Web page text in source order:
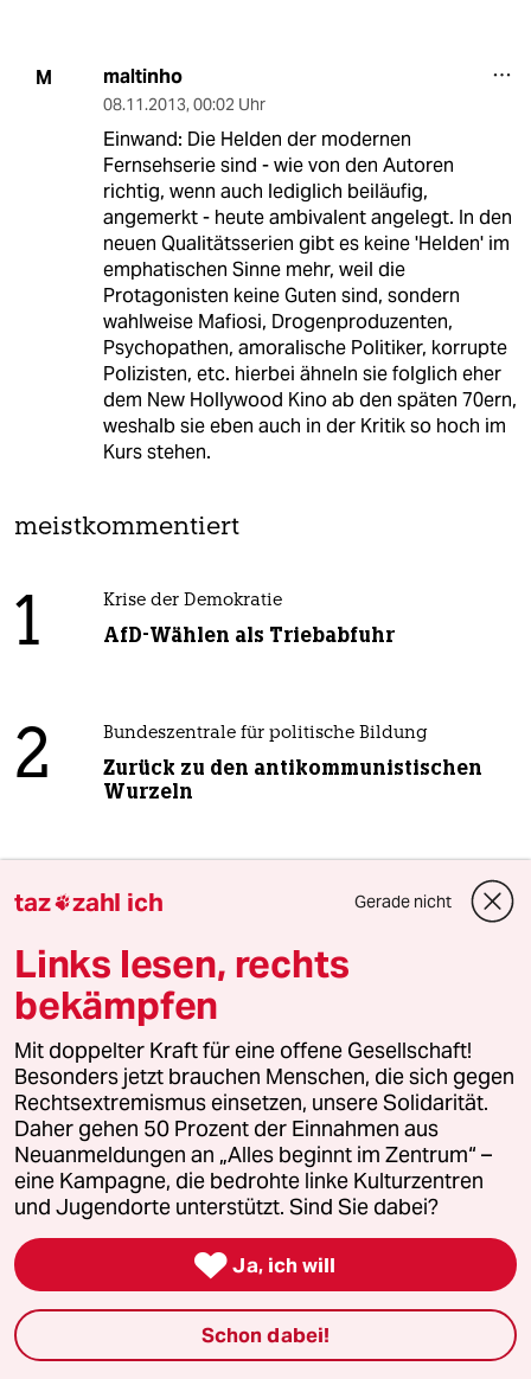
M maltinho
08.11.2013, 00:02 Uhr
Einwand: Die Helden der modernen
Fernsehserie sind - wie von den Autoren
richtig, wenn auch lediglich beiläufig,
angemerkt - heute ambivalent angelegt. In den
neuen Qualitätsserien gibt es keine 'Helden' im
emphatischen Sinne mehr, weil die
Protagonisten keine Guten sind, sondern
wahlweise Mafiosi, Drogenproduzenten,
Psychopathen, amoralische Politiker, korrupte
Polizisten, etc. hierbei ähneln sie folglich eher
dem New Hollywood Kino ab den späten 70ern,
weshalb sie eben auch in der Kritik so hoch im
Kurs stehen.
meistkommentiert
1 Krise der Demokratie
AfD-Wählen als Triebabfuhr
2 Bundeszentrale für politische Bildung
Zurück zu den antikommunistischen
Wurzeln
3
Thomas Bareiß crasht bei voller
4 Nein zum Zivildienst
Hinterlistiger Schritt der
Bundesregierung
5 Streit um Rente mit 63
Passgenauer Populismus
6 Was tun gegen den Energiewende-Rollback?
Der Urknall
taz zahl ich Gerade nicht
Links lesen, rechts
bekämpfen
Mit doppelter Kraft für eine offene Gesellschaft!
Besonders jetzt brauchen Menschen, die sich gegen
Rechtsextremismus einsetzen, unsere Solidarität.
Daher gehen 50 Prozent der Einnahmen aus
Neuanmeldungen an „Alles beginnt im Zentrum“ –
eine Kampagne, die bedrohte linke Kulturzentren
und Jugendorte unterstützt. Sind Sie dabei?
 Ja, ich will
Schon dabei!